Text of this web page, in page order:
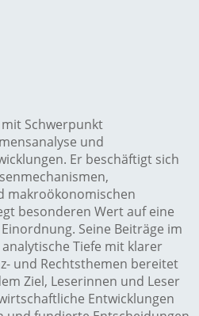
Schwerpunkt
und
Er beschäftigt sich
makroökonomischen
besonderen Wert auf eine
Seine Beiträge im
Tiefe mit klarer
und Rechtsthemen bereitet
Ziel, Leserinnen und Leser
Entwicklungen